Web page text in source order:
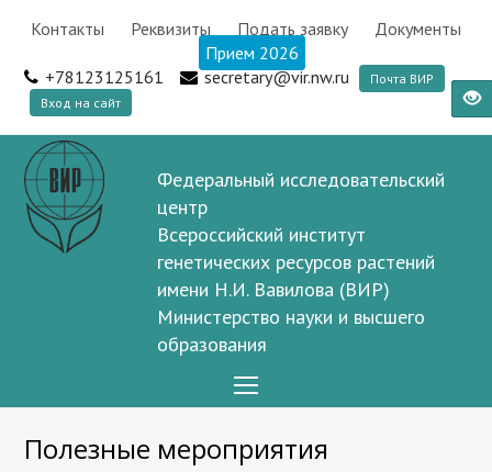
Контакты Реквизиты Подать заявку
Документы
Прием 2026
+78123125161
secretary@vir.nw.ru
Почта ВИР
Вход на сайт
Федеральный исследовательский
центр
Всероссийский институт
генетических ресурсов растений
имени Н.И. Вавилова (ВИР)
Министерство науки и высшего
образования
Menu
Полезные мероприятия